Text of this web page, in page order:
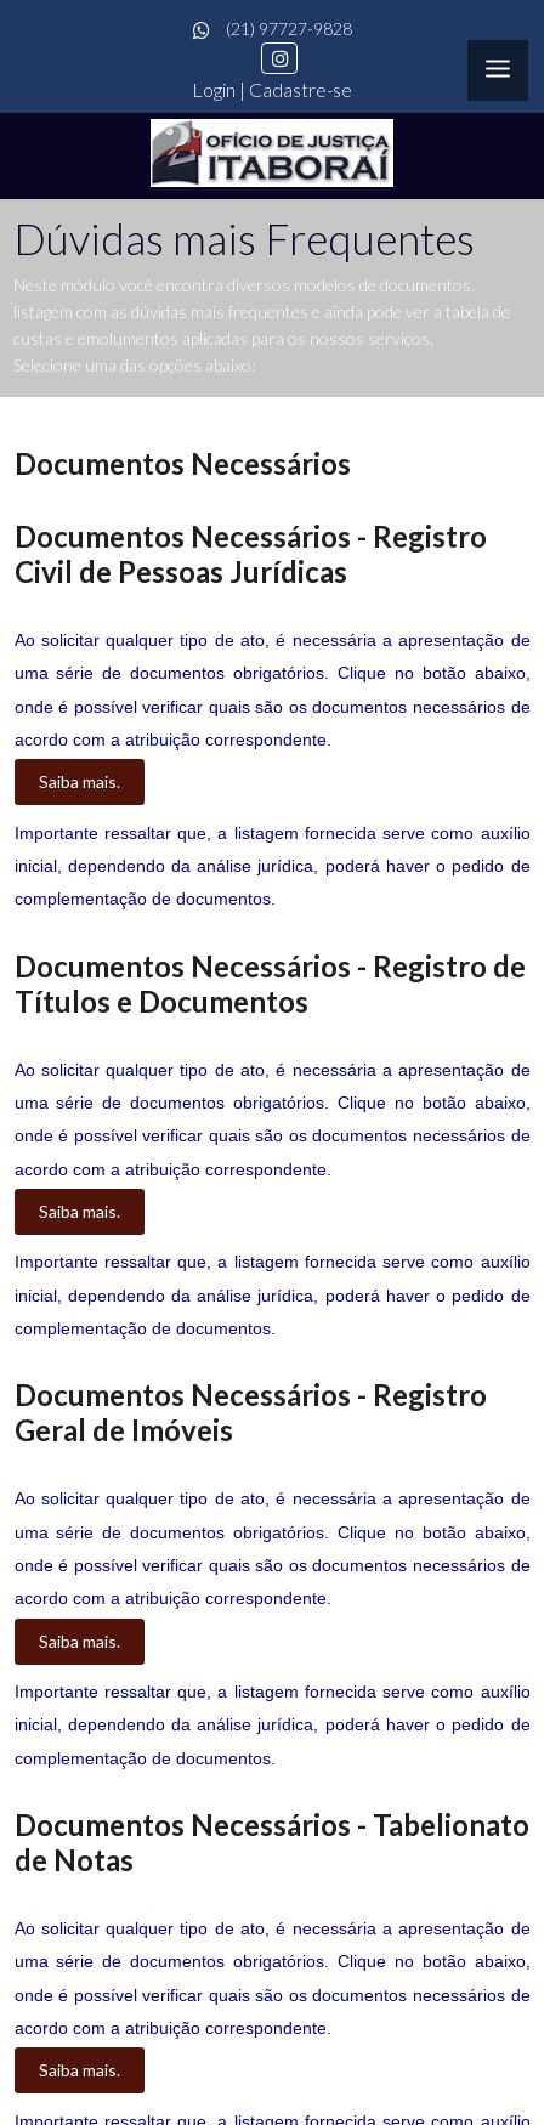
(21) 97727-9828
Login | Cadastre-se
Dúvidas mais Frequentes
Neste módulo você encontra diversos modelos de documentos,
listagem com as dúvidas mais frequentes e ainda pode ver a tabela de
custas e emolumentos aplicadas para os nossos serviços.
Selecione uma das opções abaixo:
Documentos Necessários
Documentos Necessários - Registro
Civil de Pessoas Jurídicas
Ao solicitar qualquer tipo de ato, é necessária a apresentação de
uma série de documentos obrigatórios. Clique no botão abaixo,
onde é possível verificar quais são os documentos necessários de
acordo com a atribuição correspondente.
Saiba mais.
Importante ressaltar que, a listagem fornecida serve como auxílio
inicial, dependendo da análise jurídica, poderá haver o pedido de
complementação de documentos.
Documentos Necessários - Registro de
Títulos e Documentos
Ao solicitar qualquer tipo de ato, é necessária a apresentação de
uma série de documentos obrigatórios. Clique no botão abaixo,
onde é possível verificar quais são os documentos necessários de
acordo com a atribuição correspondente.
Saiba mais.
Importante ressaltar que, a listagem fornecida serve como auxílio
inicial, dependendo da análise jurídica, poderá haver o pedido de
complementação de documentos.
Documentos Necessários - Registro
Geral de Imóveis
Ao solicitar qualquer tipo de ato, é necessária a apresentação de
uma série de documentos obrigatórios. Clique no botão abaixo,
onde é possível verificar quais são os documentos necessários de
acordo com a atribuição correspondente.
Saiba mais.
Importante ressaltar que, a listagem fornecida serve como auxílio
inicial, dependendo da análise jurídica, poderá haver o pedido de
complementação de documentos.
Documentos Necessários - Tabelionato
de Notas
Ao solicitar qualquer tipo de ato, é necessária a apresentação de
uma série de documentos obrigatórios. Clique no botão abaixo,
onde é possível verificar quais são os documentos necessários de
acordo com a atribuição correspondente.
Saiba mais.
Importante ressaltar que, a listagem fornecida serve como auxílio